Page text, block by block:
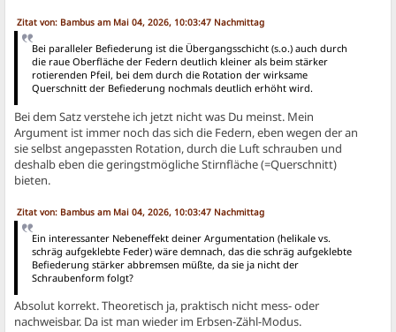
Zitat von: Bambus am Mai 04, 2026, 10:03:47 Nachmittag
Bei paralleler Befiederung ist die Übergangsschicht (s.o.) auch durch
die raue Oberfläche der Federn deutlich kleiner als beim stärker
rotierenden Pfeil, bei dem durch die Rotation der wirksame
Querschnitt der Befiederung nochmals deutlich erhöht wird.
Bei dem Satz verstehe ich jetzt nicht was Du meinst. Mein
Argument ist immer noch das sich die Federn, eben wegen der an
sie selbst angepassten Rotation, durch die Luft schrauben und
deshalb eben die geringstmögliche Stirnfläche (=Querschnitt)
bieten.
Zitat von: Bambus am Mai 04, 2026, 10:03:47 Nachmittag
Ein interessanter Nebeneffekt deiner Argumentation (helikale vs.
schräg aufgeklebte Feder) wäre demnach, das die schräg aufgeklebte
Befiederung stärker abbremsen müßte, da sie ja nicht der
Schraubenform folgt?
Absolut korrekt. Theoretisch ja, praktisch nicht mess- oder
nachweisbar. Da ist man wieder im Erbsen-Zähl-Modus.